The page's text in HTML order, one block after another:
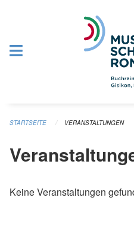
STARTSEITE VERANSTALTUNGEN
Keine Veranstaltungen